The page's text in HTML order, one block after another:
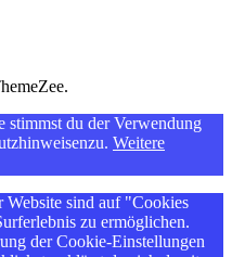
stimmst du der Verwendung
Weitere
Website sind auf "Cookies
zu ermöglichen.
der Cookie-Einstellungen